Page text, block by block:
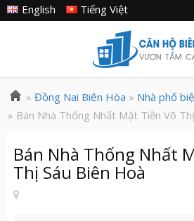
Tiếng Việt
English
» Đồng Nai Biên Hòa » Nhà phố
» Bán Nhà Thống Nhất Mặt Tiền Võ
Bán Nhà Thống Nhất
Thị Sáu Biên Hoà